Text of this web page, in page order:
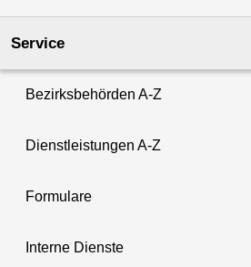
Service
Bezirksbehörden A-Z
Dienstleistungen A-Z
Formulare
Interne Dienste